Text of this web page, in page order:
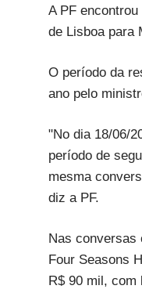
A PF
de Lisboa para
O período da
ano pelo
"No dia 18/06/
período de
mesma
diz a PF.
Nas conversas
Four Seasons
R$ 90 mil, com